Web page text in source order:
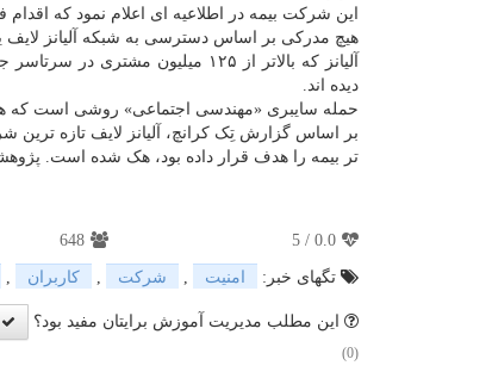
این شرکت بیمه در اطلاعیه ای اعلام نمود که
هیچ مدرکی بر اساس دسترسی به شبکه آلیانز
آلیانز که بالاتر از ۱۲۵
دیده اند.
حمله سایبری «مهندسی اجتماعی» روشی است که
بر اساس گزارش تِک کرانچ، آلیانز لایف تازه
تر بیمه را هدف قرار داده بود، هک شده است.
0.0
/
5
648
تگهای خبر:
امنیت شركت كاربران
این مطلب مدیریت آموزش برایتان مفید بود؟
(0)